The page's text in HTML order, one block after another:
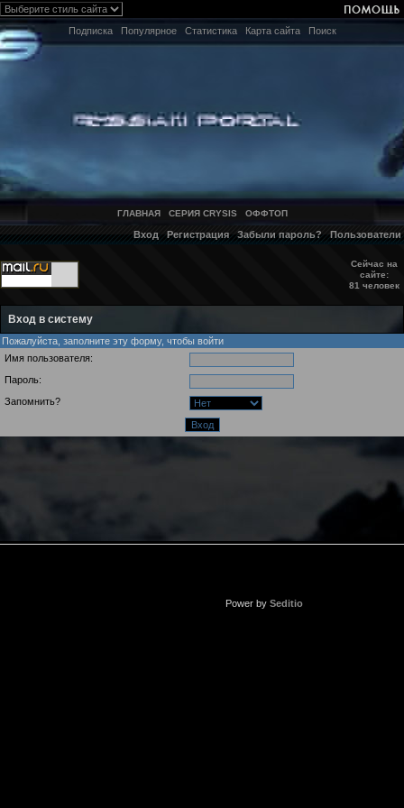
Подписка Популярное Статистика Карта сайта Поиск
ГЛАВНАЯ СЕРИЯ CRYSIS ОФФТОП
Вход Регистрация Забыли пароль? Пользователи
Сейчас на
сайте:
81 человек
Вход в систему
Пожалуйста, заполните эту форму, чтобы войти
Имя пользователя:
Пароль:
Запомнить?
Power by Seditio